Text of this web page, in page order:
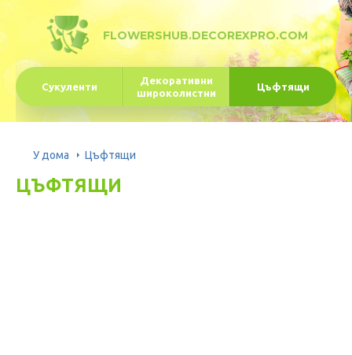
FLOWERSHUB.DECOREXPRO.COM
Сукуленти
Декоративни
широколистни
Цъфтящи
У дома Цъфтящи
ЦЪФТЯЩИ